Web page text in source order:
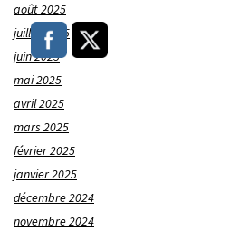
août 2025
juillet 2025
juin 2025
mai 2025
avril 2025
mars 2025
février 2025
janvier 2025
décembre 2024
novembre 2024